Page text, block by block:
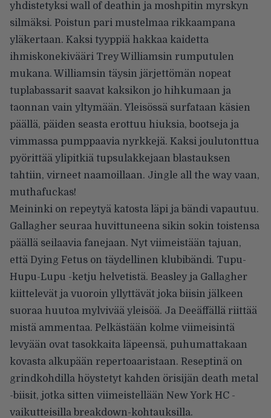
yhdistetyksi wall of deathin ja moshpitin myrskyn
silmäksi. Poistun pari mustelmaa rikkaampana
yläkertaan. Kaksi tyyppiä hakkaa kaidetta
ihmiskonekivääri Trey Williamsin rumputulen
mukana. Williamsin täysin järjettömän nopeat
tuplabassarit saavat kaksikon jo hihkumaan ja
taonnan vain yltymään. Yleisössä surfataan käsien
päällä, päiden seasta erottuu hiuksia, bootseja ja
vimmassa pumppaavia nyrkkejä. Kaksi joulutonttua
pyörittää ylipitkiä tupsulakkejaan blastauksen
tahtiin, virneet naamoillaan. Jingle all the way vaan,
muthafuckas!
Meininki on repeytyä katosta läpi ja bändi vapautuu.
Gallagher seuraa huvittuneena sikin sokin toistensa
päällä seilaavia fanejaan. Nyt viimeistään tajuan,
että Dying Fetus on täydellinen klubibändi. Tupu-
Hupu-Lupu -ketju helvetistä. Beasley ja Gallagher
kiittelevät ja vuoroin yllyttävät joka biisin jälkeen
suoraa huutoa mylvivää yleisöä. Ja Deeäffällä riittää
mistä ammentaa. Pelkästään kolme viimeisintä
levyään ovat tasokkaita läpeensä, puhumattakaan
kovasta alkupään repertoaaristaan. Reseptinä on
grindkohdilla höystetyt kahden örisijän death metal
-biisit, jotka sitten viimeistellään New York HC -
vaikutteisilla breakdown-kohtauksilla.